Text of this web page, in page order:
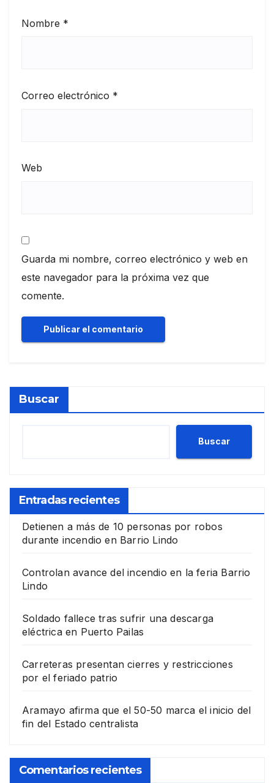
Nombre *
Correo electrónico *
Web
Guarda mi nombre, correo electrónico y web en
este navegador para la próxima vez que
comente.
Buscar
Buscar
Entradas recientes
Detienen a más de 10 personas por robos
durante incendio en Barrio Lindo
Controlan avance del incendio en la feria Barrio
Lindo
Soldado fallece tras sufrir una descarga
eléctrica en Puerto Pailas
Carreteras presentan cierres y restricciones
por el feriado patrio
Aramayo afirma que el 50-50 marca el inicio del
fin del Estado centralista
Comentarios recientes